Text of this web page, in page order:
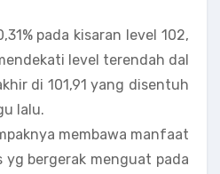
pada kisaran level 102,
level terendah dal
di 101,91 yang disentuh
lalu.
membawa manfaat
bergerak menguat pada